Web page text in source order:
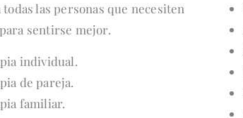
las personas que necesiten
sentirse mejor.
individual.
de pareja.
familiar.